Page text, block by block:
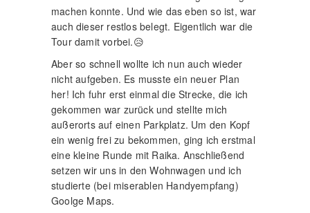
machen konnte. Und wie das eben so ist, war
auch dieser restlos belegt. Eigentlich war die
Tour damit vorbei.😥
Aber so schnell wollte ich nun auch wieder
nicht aufgeben. Es musste ein neuer Plan
her! Ich fuhr erst einmal die Strecke, die ich
gekommen war zurück und stellte mich
außerorts auf einen Parkplatz. Um den Kopf
ein wenig frei zu bekommen, ging ich erstmal
eine kleine Runde mit Raika. Anschließend
setzen wir uns in den Wohnwagen und ich
studierte (bei miserablen Handyempfang)
Goolge Maps.